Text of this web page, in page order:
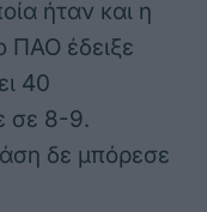
ήταν και η
ΠΑΟ έδειξε
40
σε 8-9.
δε μπόρεσε